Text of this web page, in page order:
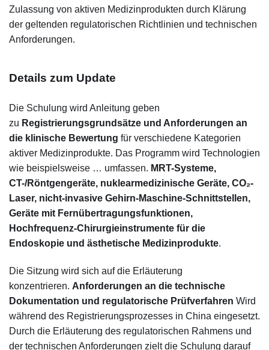
Zulassung von aktiven Medizinprodukten durch Klärung
der geltenden regulatorischen Richtlinien und technischen
Anforderungen.
Details zum Update
Die Schulung wird Anleitung geben
zu Registrierungsgrundsätze und Anforderungen an
die klinische Bewertung für verschiedene Kategorien
aktiver Medizinprodukte. Das Programm wird Technologien
wie beispielsweise … umfassen. MRT-Systeme,
CT-/Röntgengeräte, nuklearmedizinische Geräte, CO₂-
Laser, nicht-invasive Gehirn-Maschine-Schnittstellen,
Geräte mit Fernübertragungsfunktionen,
Hochfrequenz-Chirurgieinstrumente für die
Endoskopie und ästhetische Medizinprodukte.
Die Sitzung wird sich auf die Erläuterung
konzentrieren. Anforderungen an die technische
Dokumentation und regulatorische Prüfverfahren Wird
während des Registrierungsprozesses in China eingesetzt.
Durch die Erläuterung des regulatorischen Rahmens und
der technischen Anforderungen zielt die Schulung darauf